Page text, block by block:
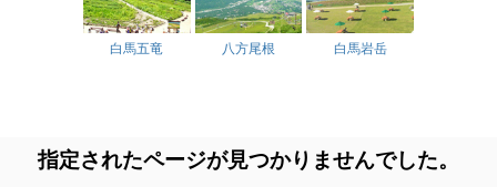
白馬五竜 八方尾根 白馬岩岳